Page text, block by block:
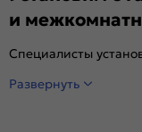
и
Специалисты
Развернуть